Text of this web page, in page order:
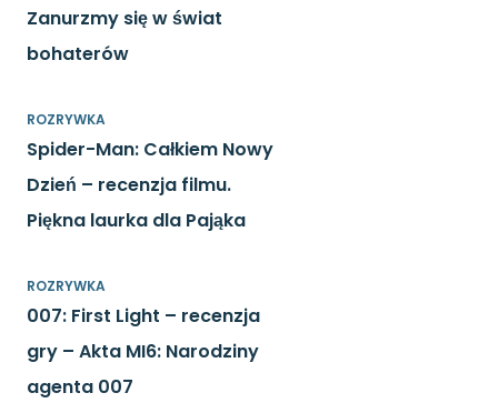
Zanurzmy się w świat
bohaterów
ROZRYWKA
Spider-Man: Całkiem Nowy
Dzień – recenzja filmu.
Piękna laurka dla Pająka
ROZRYWKA
007: First Light – recenzja
gry – Akta MI6: Narodziny
agenta 007